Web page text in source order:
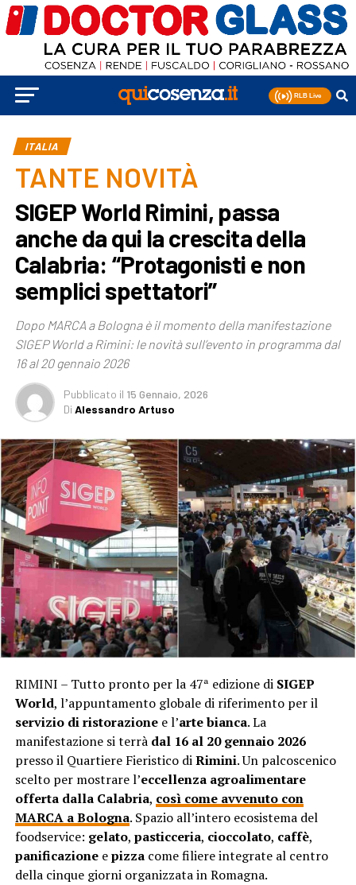
ITALIA
TANTE NOVITÀ
SIGEP World Rimini, passa
anche da qui la crescita della
Calabria: “Protagonisti e non
semplici spettatori”
Dopo MARCA a Bologna è il momento della manifestazione
SIGEP World a Rimini: le novità sull’evento in programma dal
16 al 20 gennaio 2026
Pubblicato il 15 Gennaio, 2026
Di Alessandro Artuso
RIMINI – Tutto pronto per la 47ª edizione di SIGEP
World, l’appuntamento globale di riferimento per il
servizio di ristorazionee l’artebianca. La
manifestazione si terrà dal 16 al 20 gennaio 2026
presso il Quartiere Fieristico diRimini. Un palcoscenico
scelto per mostrare l’eccellenza agroalimentare
offerta dalla Calabria, così come avvenuto con
MARCA a Bologna. Spazio all’intero ecosistema del
foodservice: gelato, pasticceria, cioccolato, caffè,
panificazioneepizzacome filiere integrate al centro
della cinque giorni organizzata in Romagna.